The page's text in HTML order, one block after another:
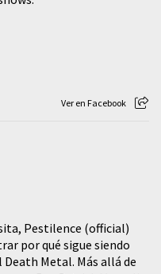
Ver en Facebook
Pestilence (official)
por qué sigue siendo
Metal. Más allá de